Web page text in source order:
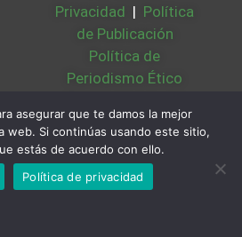
Privacidad | Política
de Publicación
Política de
Periodismo Ético
Bases Legales |
Partners | Sobre
Nosotros
asegurar que te damos la mejor
web. Si continúas usando este sitio,
estás de acuerdo con ello.
Política de privacidad